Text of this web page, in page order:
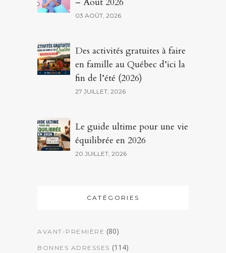
03 AOÛT, 2026
Des activités gratuites à faire
en famille au Québec d’ici la
fin de l’été (2026)
27 JUILLET, 2026
Le guide ultime pour une vie
équilibrée en 2026
20 JUILLET, 2026
CATÉGORIES
AVANT-PREMIÈRE (80)
BONNES ADRESSES (114)